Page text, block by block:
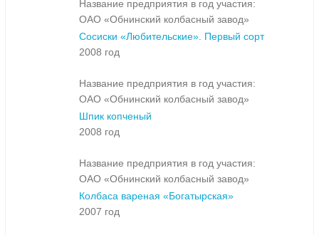
Название предприятия в год участия:
ОАО «Обнинский колбасный завод»
Сосиски «Любительские». Первый сорт
2008 год
Название предприятия в год участия:
ОАО «Обнинский колбасный завод»
Шпик копченый
2008 год
Название предприятия в год участия:
ОАО «Обнинский колбасный завод»
Колбаса вареная «Богатырская»
2007 год